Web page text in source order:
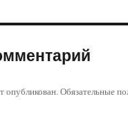
опубликован.Обязательные